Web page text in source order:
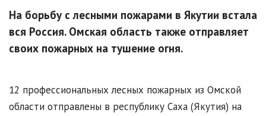
На борьбу с лесными пожарами в Якутии встала
вся Россия. Омская область также отправляет
своих пожарных на тушение огня.
12 профессиональных лесных пожарных из Омской
области отправлены в республику Саха (Якутия) на